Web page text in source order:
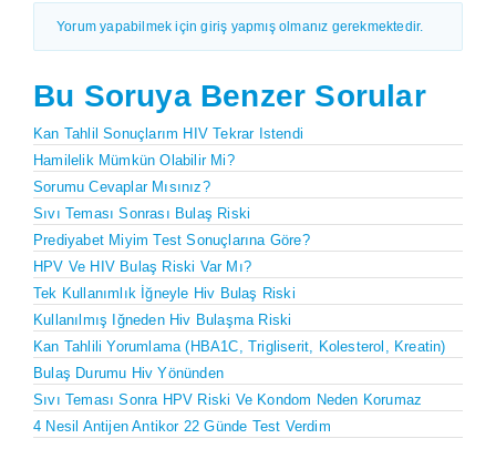
Yorum yapabilmek için giriş yapmış olmanız gerekmektedir.
Bu Soruya Benzer Sorular
Kan Tahlil Sonuçlarım HIV Tekrar Istendi
Hamilelik Mümkün Olabilir Mi?
Sorumu Cevaplar Mısınız?
Sıvı Teması Sonrası Bulaş Riski
Prediyabet Miyim Test Sonuçlarına Göre?
HPV Ve HIV Bulaş Riski Var Mı?
Tek Kullanımlık İğneyle Hiv Bulaş Riski
Kullanılmış Iğneden Hiv Bulaşma Riski
Kan Tahlili Yorumlama (HBA1C, Trigliserit, Kolesterol, Kreatin)
Bulaş Durumu Hiv Yönünden
Sıvı Teması Sonra HPV Riski Ve Kondom Neden Korumaz
4 Nesil Antijen Antikor 22 Günde Test Verdim